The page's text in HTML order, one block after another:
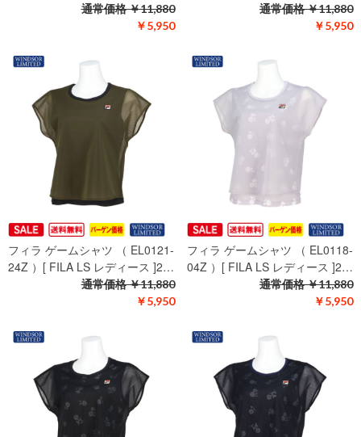
￥5,950
通常価格￥11,880
￥5,950
通常価格￥11,880
フィラ ゲームシャツ （ EL0121-
24Z ）[ FILA LS レディース ]2…
￥5,950
通常価格￥11,880
フィラ ゲームシャツ （ EL0118-
04Z ）[ FILA LS レディース ]2…
￥5,950
通常価格￥11,880